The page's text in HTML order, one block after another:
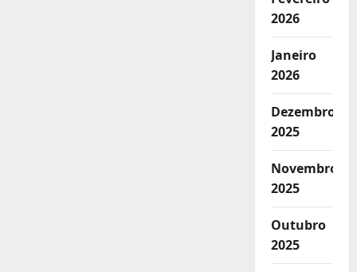
2026
Janeiro
2026
Dezembro
2025
Novembro
2025
Outubro
2025